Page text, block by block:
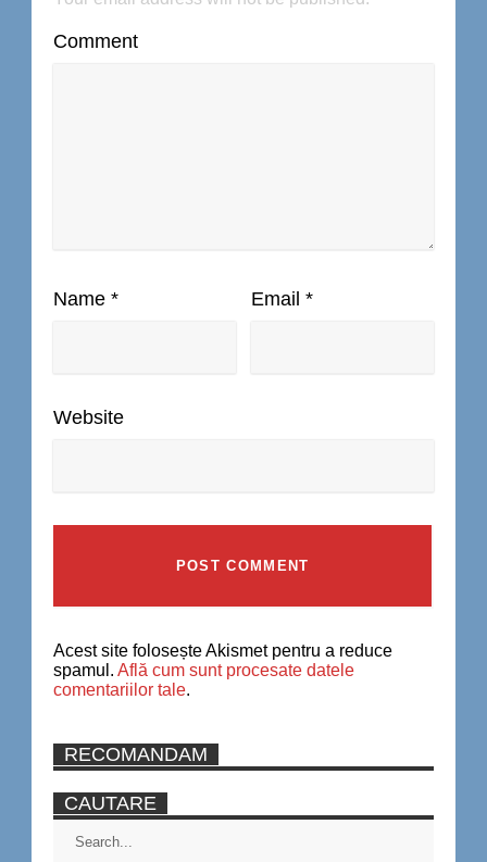
Comment
Name * Email *
Website
Acest site folosește Akismet pentru a reduce
spamul. Află cum sunt procesate datele
comentariilor tale.
RECOMANDAM
CAUTARE